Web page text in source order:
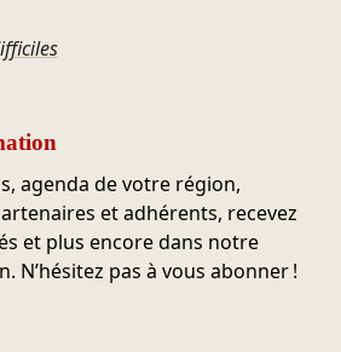
agenda de votre région,
et adhérents, recevez
et plus encore dans notre
N’hésitez pas à vous abonner !